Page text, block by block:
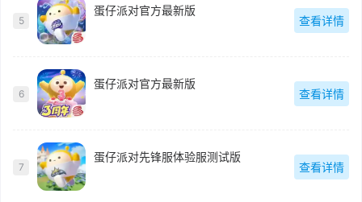
5
蛋仔派对官方最新版
查看详情
6
蛋仔派对官方最新版
查看详情
7
蛋仔派对先锋服体验服测试版
查看详情